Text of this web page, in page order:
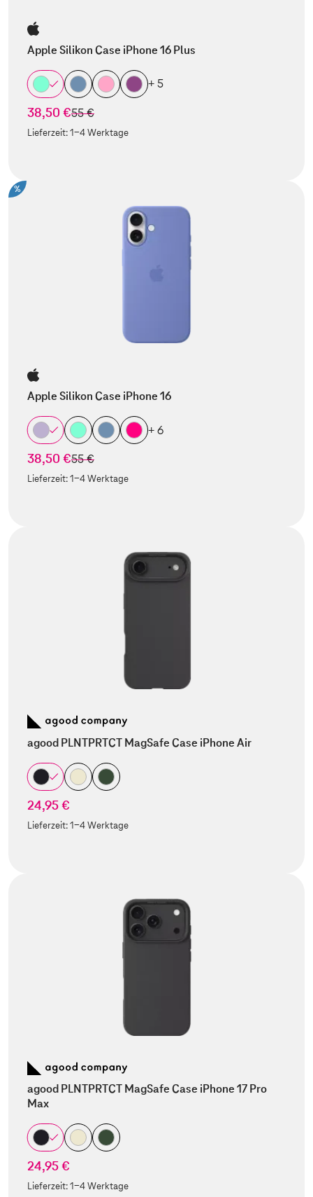
Apple Silikon Case iPhone 16 Plus
+ 5
38,50 €statt
55 €
Lieferzeit:1-4 Werktage
%
Apple Silikon Case iPhone 16
+ 6
38,50 €statt
55 €
Lieferzeit:1-4 Werktage
agood PLNTPRTCT MagSafe Case iPhone Air
24,95 €
Lieferzeit:1-4 Werktage
agood PLNTPRTCT MagSafe Case iPhone 17 Pro
Max
24,95 €
Lieferzeit:1-4 Werktage